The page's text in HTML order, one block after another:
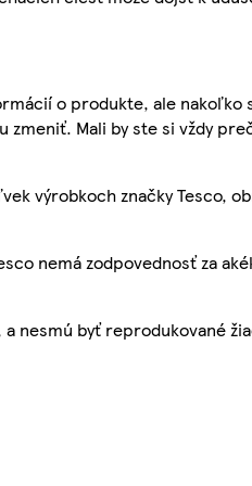
o produkte, ale
zmeniť. Mali by ste si vždy
výrobkoch značky Tesco,
nemá zodpovednosť za
nesmú byť reprodukované